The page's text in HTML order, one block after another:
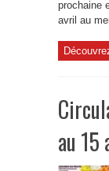
prochaine
avril au
au